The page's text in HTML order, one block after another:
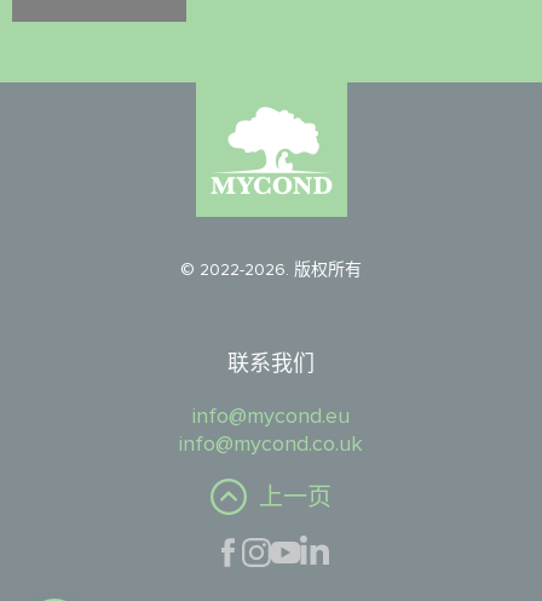
© 2022-2026. 版权所有
联系我们
info@mycond.eu
info@mycond.co.uk
上一页